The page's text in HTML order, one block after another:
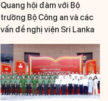
Quang hội đàm với Bộ
trưởng Bộ Công an và các
vấn đề nghị viện Sri Lanka